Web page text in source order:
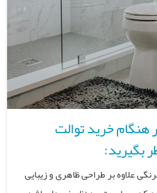
خرید توالت
بگیرید:
علاوه بر طراحی ظاهری و زیبایی